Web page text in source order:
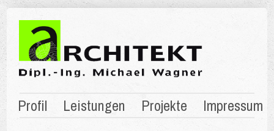
Profil Leistungen Projekte Impressum